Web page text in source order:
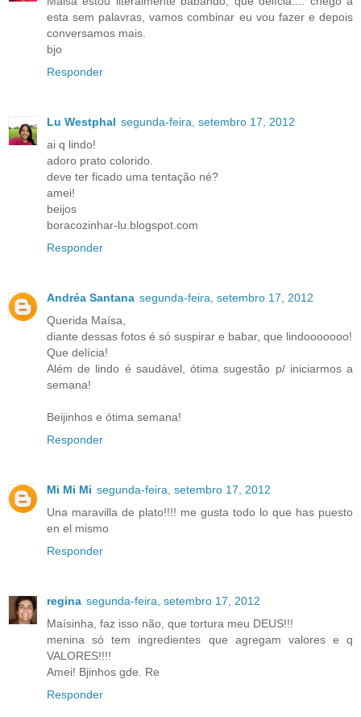
esta sem palavras, vamos combinar eu vou fazer e depois
conversamos mais.
bjo
Responder
Lu Westphal segunda-feira, setembro 17, 2012
ai q lindo!
adoro prato colorido.
deve ter ficado uma tentação né?
amei!
beijos
boracozinhar-lu.blogspot.com
Responder
Andréa Santana segunda-feira, setembro 17, 2012
Querida Maísa,
diante dessas fotos é só suspirar e babar, que lindooooooo!
Que delícia!
Além de lindo é saudável, ótima sugestão p/ iniciarmos a
semana!
Beijinhos e ótima semana!
Responder
Mi Mi Mi segunda-feira, setembro 17, 2012
Una maravilla de plato!!!! me gusta todo lo que has puesto
en el mismo
Responder
regina segunda-feira, setembro 17, 2012
Maísinha, faz isso não, que tortura meu DEUS!!!
menina só tem ingredientes que agregam valores e q
VALORES!!!!
Amei! Bjinhos gde. Re
Responder